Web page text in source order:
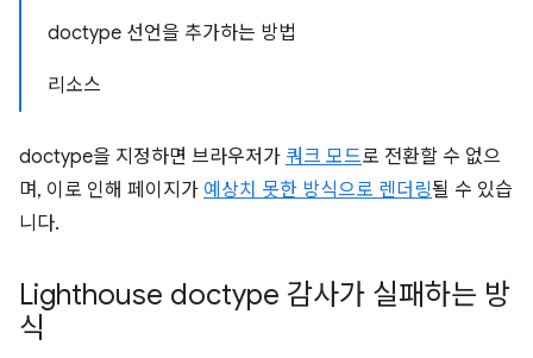
doctype 선언을 추가하는 방법
리소스
doctype을 지정하면 브라우저가 쿼크 모드로 전환할 수 없으
며, 이로 인해 페이지가 예상치 못한 방식으로 렌더링될 수 있습
니다.
Lighthouse doctype 감사가 실패하는 방
식